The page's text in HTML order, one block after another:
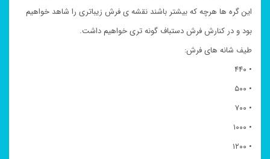
این گره ها هرچه که بیشتر باشند نقشه ی فرش زیباتری را شاهد خواهیم
بود و در کنارش فرش دستباف گونه تری خواهیم داشت.
طیف شانه های فرش:
• ۴۴۰
• ۵۰۰
• ۷۰۰
• ۱۰۰۰
• ۱۲۰۰